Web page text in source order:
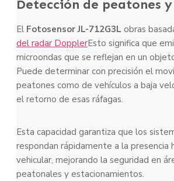
Detección de peatones
El Fotosensor JL-712G3L obras
del radar DopplerEsto significa que
microondas que se reflejan en un
Puede determinar con precisión el
peatones como de vehículos a baja
el retorno de esas ráfagas.
Esta capacidad garantiza que los
respondan rápidamente a la presencia
vehicular, mejorando la seguridad en
peatonales y estacionamientos.